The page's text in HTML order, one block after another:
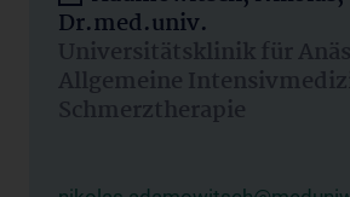
Dr.med.univ.
Universitätsklinik für
Allgemeine
Schmerztherapie